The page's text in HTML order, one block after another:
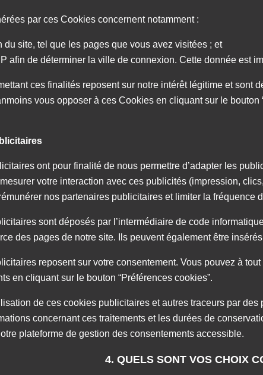
par ces Cookies concernent notamment :
site, tel que les pages que vous avez visitées ; et
afin de déterminer la ville de connexion. Cette donnée est
ces finalités reposent sur notre intérêt légitime et
vous opposer à ces Cookies en cliquant sur le bouton
ont pour finalité de nous permettre d’adapter les
votre interaction avec ces publicités (impression,
nos partenaires publicitaires et limiter la fréquence
sont déposés par l’intermédiaire de code
des pages de notre site. Ils peuvent également être
reposent sur votre consentement. Vous pouvez à
en cliquant sur le bouton “Préférences cookies”.
de ces cookies publicitaires et autres traceurs par
concernant ces traitements et les durées de
plateforme de gestion des consentements accessible.
4. QUELS SONT VOS CHOIX